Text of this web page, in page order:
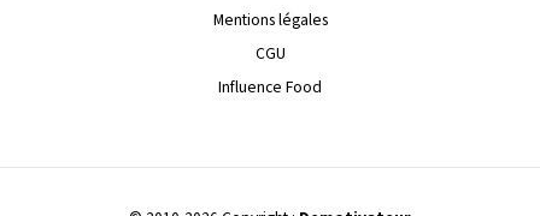
Mentions légales
CGU
Influence Food